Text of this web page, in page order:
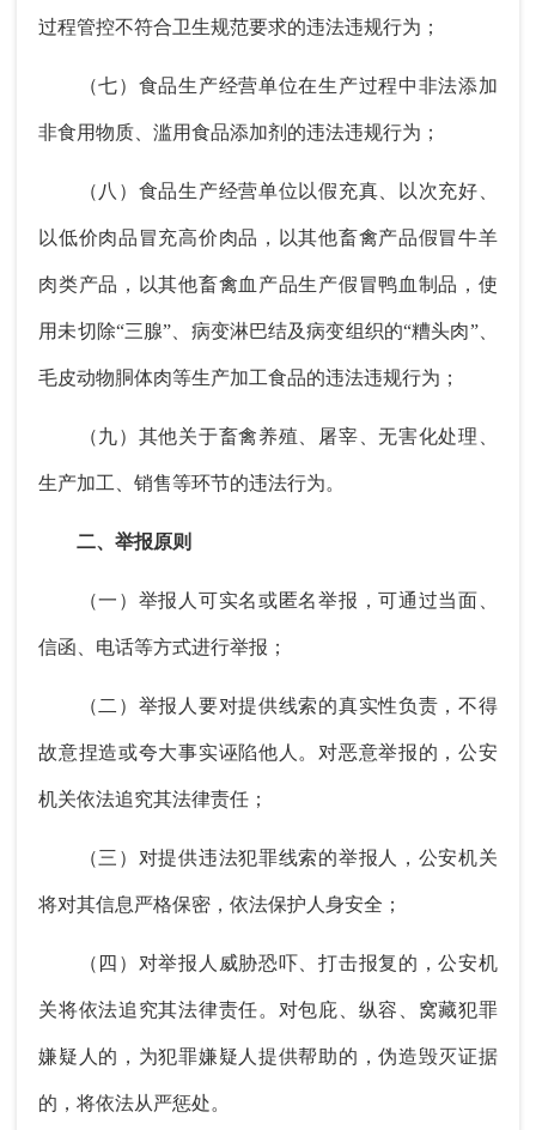
过程管控不符合卫生规范要求的违法违规行为；
（七）食品生产经营单位在生产过程中非法添加
非食用物质、滥用食品添加剂的违法违规行为；
（八）食品生产经营单位以假充真、以次充好、
以低价肉品冒充高价肉品，以其他畜禽产品假冒牛羊
肉类产品，以其他畜禽血产品生产假冒鸭血制品，使
用未切除“三腺”、病变淋巴结及病变组织的“糟头肉”、
毛皮动物胴体肉等生产加工食品的违法违规行为；
（九）其他关于畜禽养殖、屠宰、无害化处理、
生产加工、销售等环节的违法行为。
二、举报原则
（一）举报人可实名或匿名举报，可通过当面、
信函、电话等方式进行举报；
（二）举报人要对提供线索的真实性负责，不得
故意捏造或夸大事实诬陷他人。对恶意举报的，公安
机关依法追究其法律责任；
（三）对提供违法犯罪线索的举报人，公安机关
将对其信息严格保密，依法保护人身安全；
（四）对举报人威胁恐吓、打击报复的，公安机
关将依法追究其法律责任。对包庇、纵容、窝藏犯罪
嫌疑人的，为犯罪嫌疑人提供帮助的，伪造毁灭证据
的，将依法从严惩处。